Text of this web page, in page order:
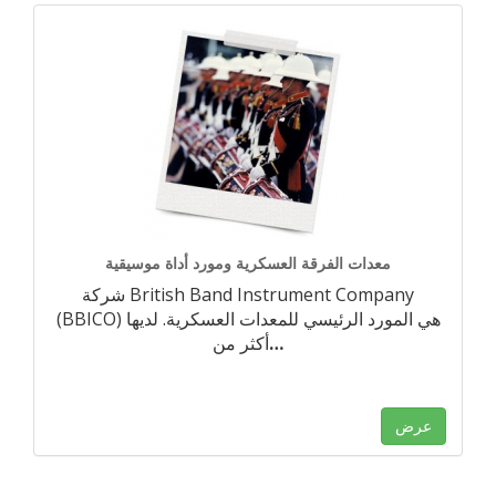
معدات الفرقة العسكرية ومورد أداة موسيقية
شركة British Band Instrument Company
(BBICO) هي المورد الرئيسي للمعدات العسكرية. لديها
أكثر من…
عرض